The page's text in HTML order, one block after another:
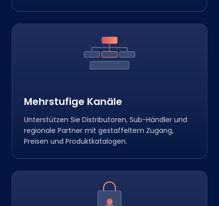
Mehrstufige Kanäle
Unterstützen Sie Distributoren, Sub-Händler und
regionale Partner mit gestaffeltem Zugang,
Preisen und Produktkatalogen.